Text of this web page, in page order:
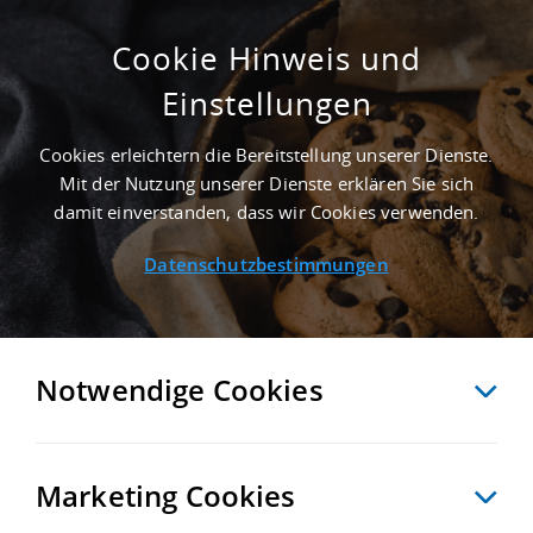
8.000 M² BAUGRUND IN DELITZSCH NAHE
FLUGHAFEN LEIPZIG/HALLE - LANDKREIS
NORDSACHSEN
Startseite/ Immobiliensuche/ Detailansicht
ZURÜCK MERKEN VERGLEICHEN EXPORT PDF
Cookie Hinweis und
Einstellungen
Cookies erleichtern die Bereitstellung unserer Dienste.
Mit der Nutzung unserer Dienste erklären Sie sich
damit einverstanden, dass wir Cookies verwenden.
Datenschutzbestimmungen
Notwendige Cookies
Marketing Cookies